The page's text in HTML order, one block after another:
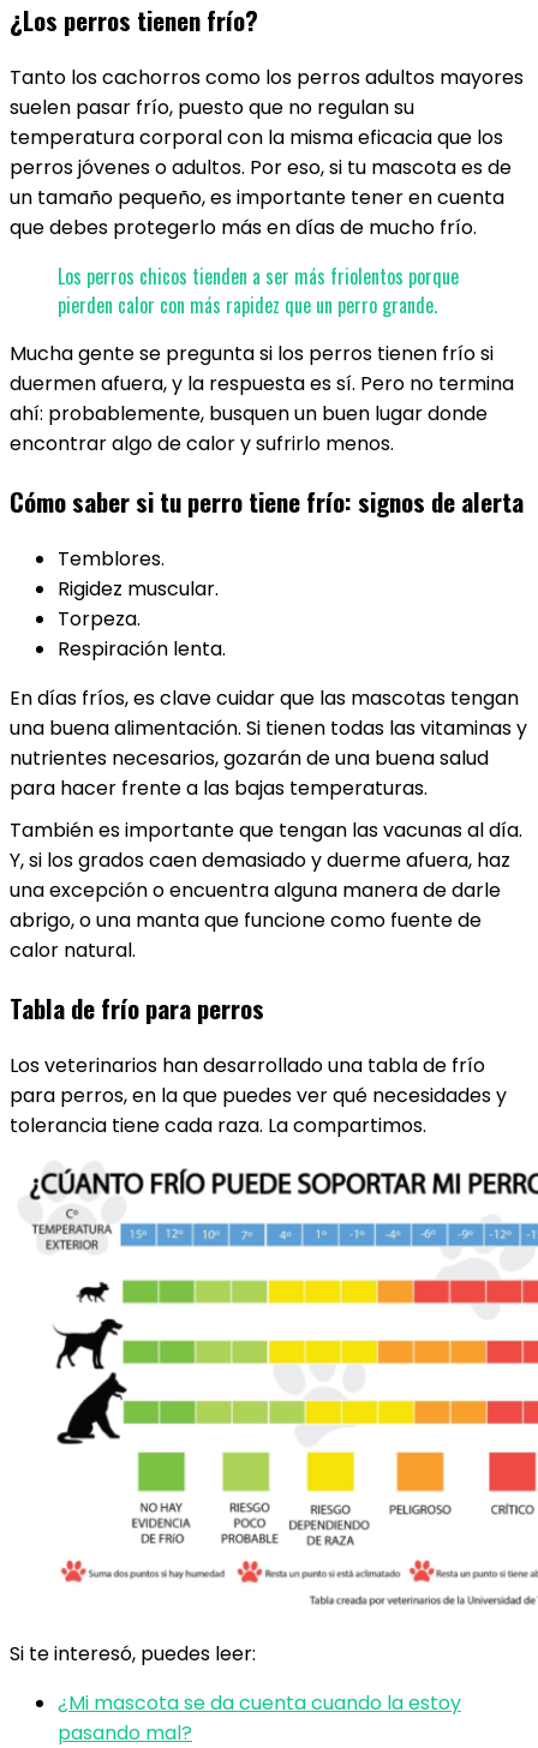
¿Los perros tienen frío?
Tanto los cachorros como los perros adultos mayores
suelen pasar frío, puesto que no regulan su
temperatura corporal con la misma eficacia que los
perros jóvenes o adultos. Por eso, si tu mascota es de
un tamaño pequeño, es importante tener en cuenta
que debes protegerlo más en días de mucho frío.
Los perros chicos tienden a ser más friolentos porque
pierden calor con más rapidez que un perro grande.
Mucha gente se pregunta si los perros tienen frío si
duermen afuera, y la respuesta es sí. Pero no termina
ahí: probablemente, busquen un buen lugar donde
encontrar algo de calor y sufrirlo menos.
Cómo saber si tu perro tiene frío: signos de alerta
Temblores.
Rigidez muscular.
Torpeza.
Respiración lenta.
En días fríos, es clave cuidar que las mascotas tengan
una buena alimentación. Si tienen todas las vitaminas y
nutrientes necesarios, gozarán de una buena salud
para hacer frente a las bajas temperaturas.
También es importante que tengan las vacunas al día.
Y, si los grados caen demasiado y duerme afuera, haz
una excepción o encuentra alguna manera de darle
abrigo, o una manta que funcione como fuente de
calor natural.
Tabla de frío para perros
Los veterinarios han desarrollado una tabla de frío
para perros, en la que puedes ver qué necesidades y
tolerancia tiene cada raza. La compartimos.
Si te interesó, puedes leer:
¿Mi mascota se da cuenta cuando la estoy
pasando mal?